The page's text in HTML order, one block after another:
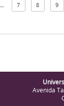
7 8 9
Avenida